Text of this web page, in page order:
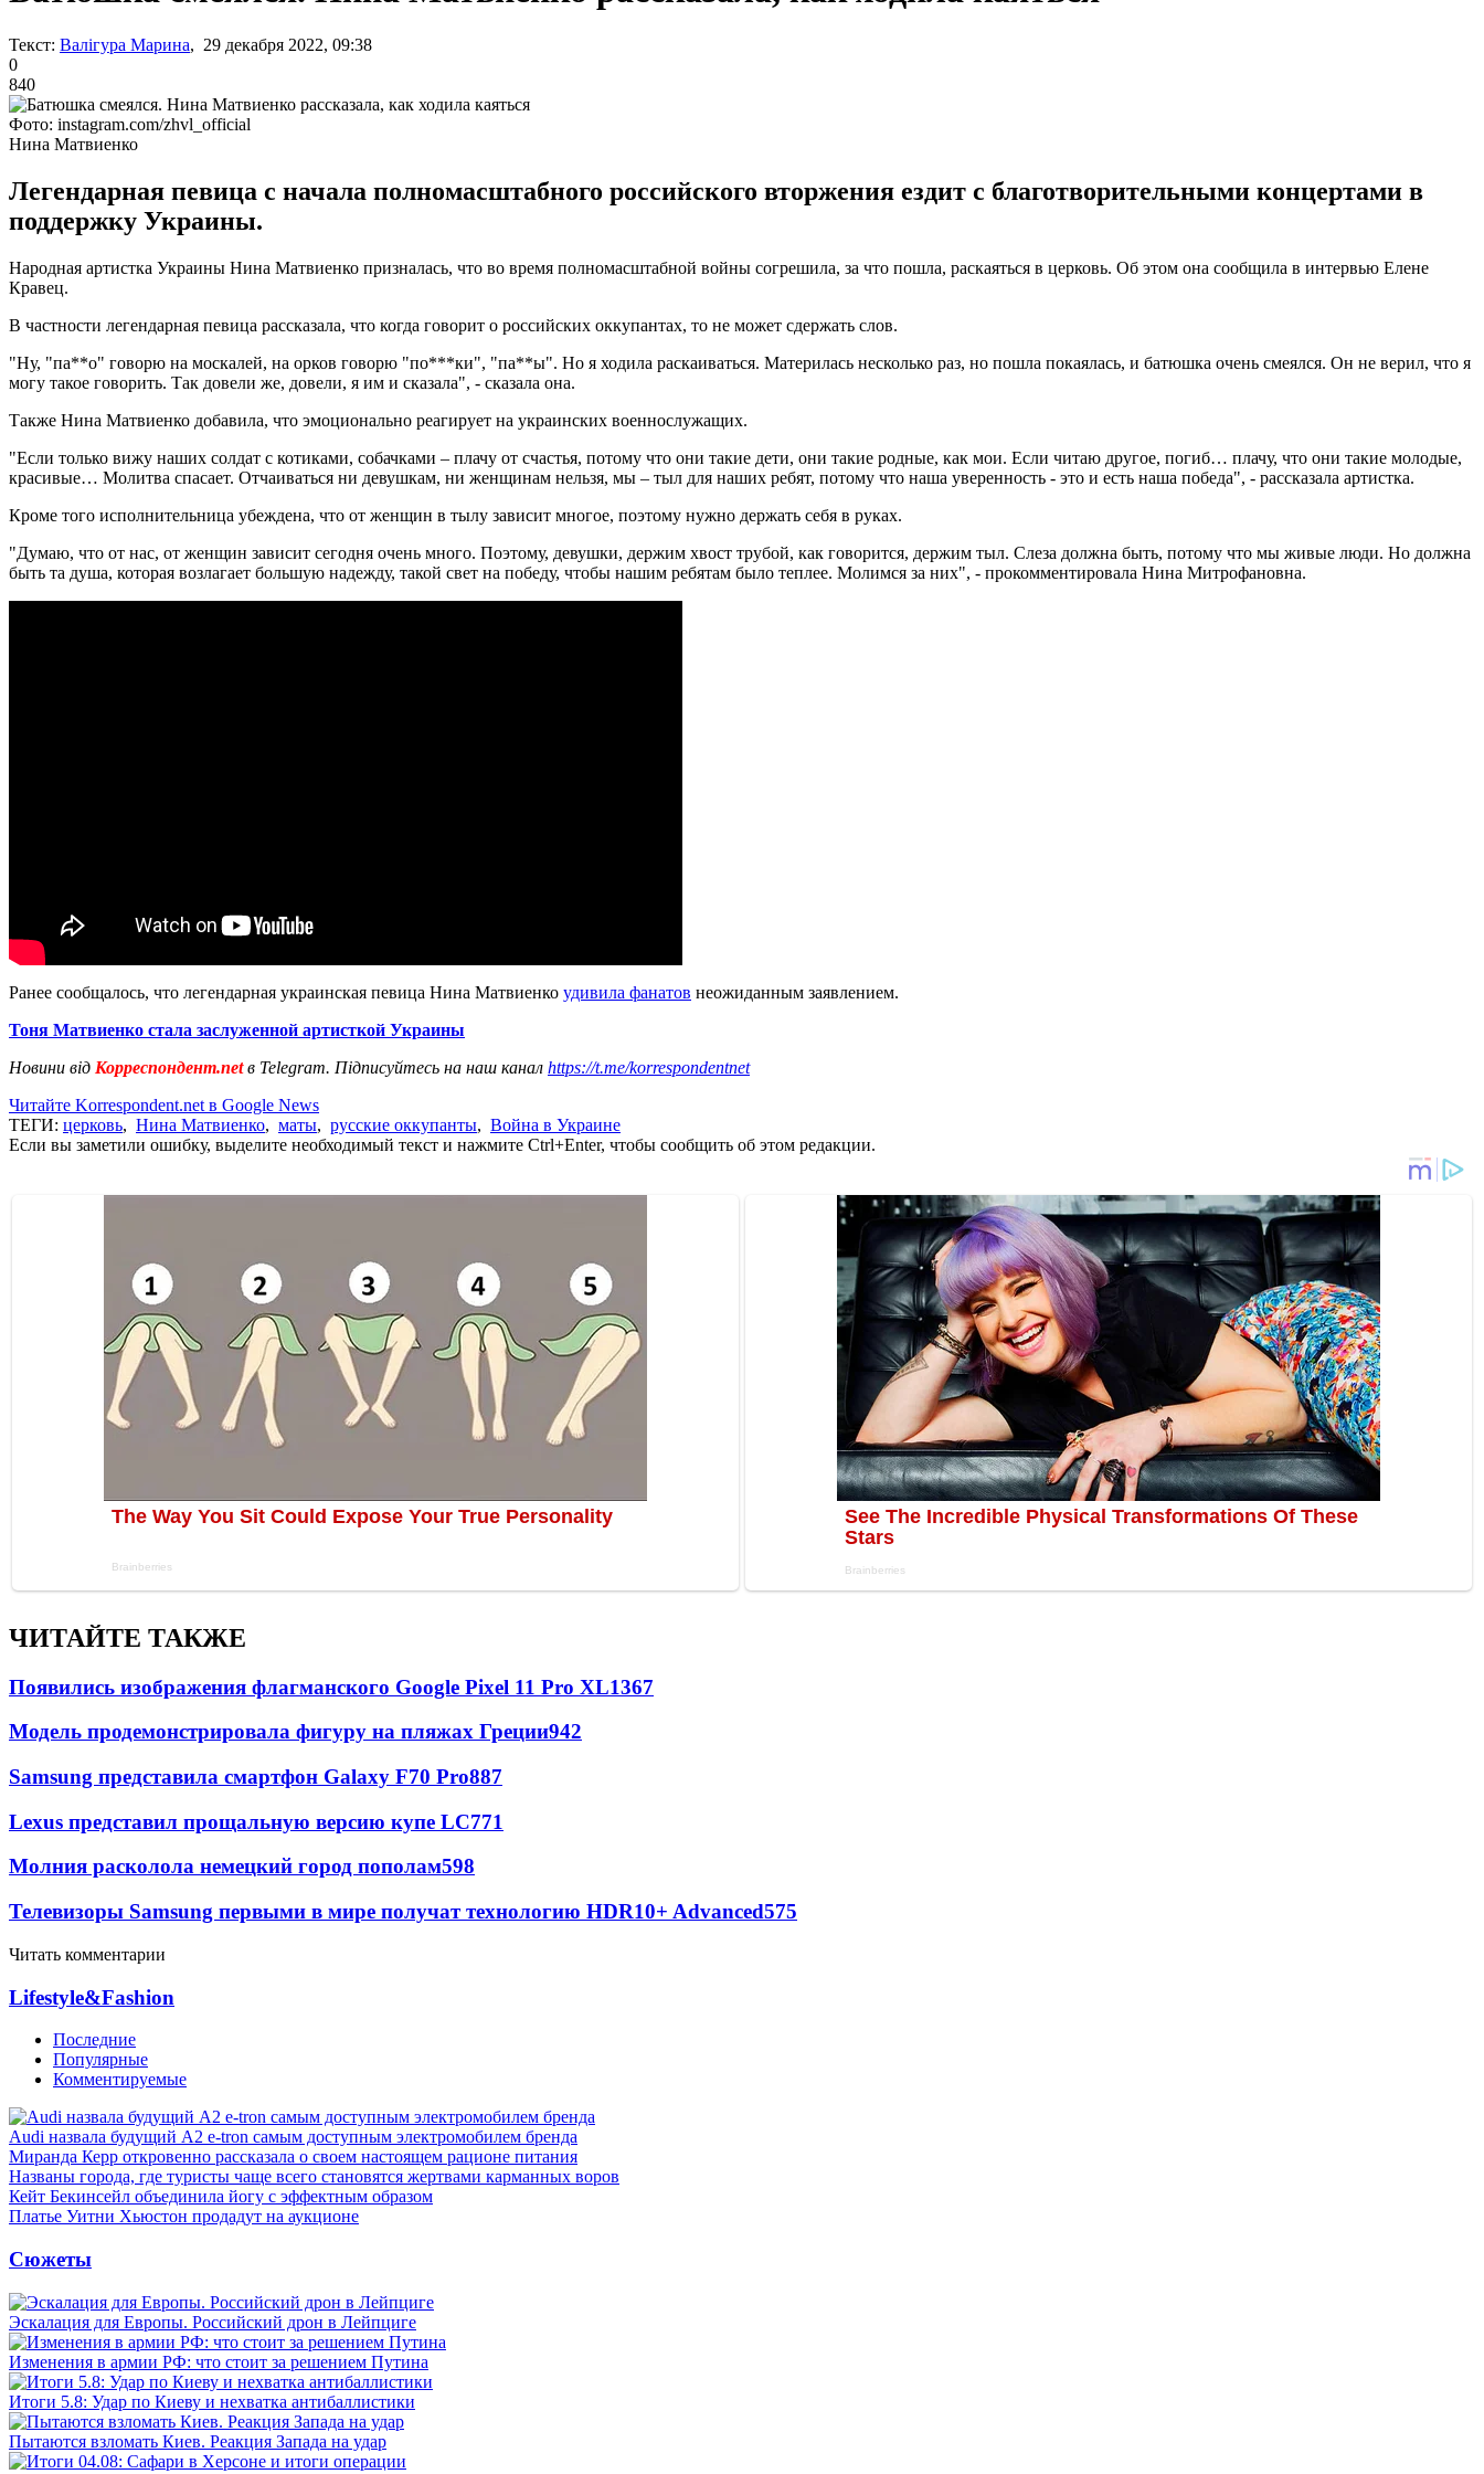
Текст: Валігура Марина, 29 декабря 2022, 09:38
0
840
Фото: instagram.com/zhvl_official
Нина Матвиенко
Легендарная певица с начала полномасштабного российского вторжения ездит с благотворительными концертами в
поддержку Украины.
Народная артистка Украины Нина Матвиенко призналась, что во время полномасштабной войны согрешила, за что пошла, раскаяться в церковь. Об этом она сообщила в интервью Елене
Кравец.
В частности легендарная певица рассказала, что когда говорит о российских оккупантах, то не может сдержать слов.
"Ну, "па**о" говорю на москалей, на орков говорю "по***ки", "па**ы". Но я ходила раскаиваться. Материлась несколько раз, но пошла покаялась, и батюшка очень смеялся. Он не верил, что я
могу такое говорить. Так довели же, довели, я им и сказала", - сказала она.
Также Нина Матвиенко добавила, что эмоционально реагирует на украинских военнослужащих.
"Если только вижу наших солдат с котиками, собачками – плачу от счастья, потому что они такие дети, они такие родные, как мои. Если читаю другое, погиб… плачу, что они такие молодые,
красивые… Молитва спасает. Отчаиваться ни девушкам, ни женщинам нельзя, мы – тыл для наших ребят, потому что наша уверенность - это и есть наша победа", - рассказала артистка.
Кроме того исполнительница убеждена, что от женщин в тылу зависит многое, поэтому нужно держать себя в руках.
"Думаю, что от нас, от женщин зависит сегодня очень много. Поэтому, девушки, держим хвост трубой, как говорится, держим тыл. Слеза должна быть, потому что мы живые люди. Но должна
быть та душа, которая возлагает большую надежду, такой свет на победу, чтобы нашим ребятам было теплее. Молимся за них", - прокомментировала Нина Митрофановна.
Ранее сообщалось, что легендарная украинская певица Нина Матвиенко удивила фанатов неожиданным заявлением.
Тоня Матвиенко стала заслуженной артисткой Украины
Новини від Корреспондент.netв Telegram. Підписуйтесь на наш канал https://t.me/korrespondentnet
Читайте Korrespondent.net в Google News
ТЕГИ: церковь, Нина Матвиенко, маты, русские оккупанты, Война в Украине
Если вы заметили ошибку, выделите необходимый текст и нажмите Ctrl+Enter, чтобы сообщить об этом редакции.
ЧИТАЙТЕ ТАКЖЕ
Появились изображения флагманского Google Pixel 11 Pro XL1367
Модель продемонстрировала фигуру на пляжах Греции942
Samsung представила смартфон Galaxy F70 Pro887
Lexus представил прощальную версию купе LC771
Молния расколола немецкий город пополам598
Телевизоры Samsung первыми в мире получат технологию HDR10+ Advanced575
Читать комментарии
Lifestyle&Fashion
Последние
Популярные
Комментируемые
Audi назвала будущий A2 e-tron самым доступным электромобилем бренда
Миранда Керр откровенно рассказала о своем настоящем рационе питания
Названы города, где туристы чаще всего становятся жертвами карманных воров
Кейт Бекинсейл объединила йогу с эффектным образом
Платье Уитни Хьюстон продадут на аукционе
Сюжеты
Эскалация для Европы. Российский дрон в Лейпциге
Изменения в армии РФ: что стоит за решением Путина
Итоги 5.8: Удар по Киеву и нехватка антибаллистики
Пытаются взломать Киев. Реакция Запада на удар